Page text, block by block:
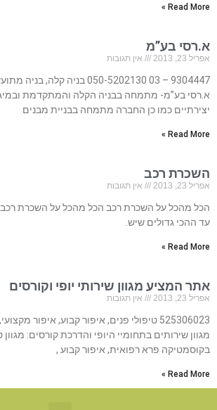
Read More »
א.רסי בע”מ
אפריל 23, 2013 אין תגובות
9304447 – 03 050-5202130 בניה
א.רסי בע”מ- מתמחה בבניה הקלה והמתקדמת
יצירתיים כמו כן החברה מתמחה בבניית מבנים
Read More »
השכרת רכב
אפריל 23, 2013 אין תגובות
הכל מהכל על השכרת רכב הכל מהכל על השכרת
עד ההכי גדולים שיש.
Read More »
אתר המציע מגוון שירותי יופי וקורסים
אפריל 23, 2013 אין תגובות
525306023 טיפולי פנים, איפור קבוע, איפור
מגוון שירותים בתחומיי היופי והדרכת קורסים: מגוון
בקוסמטיקה פרא רפואית, איפור קבוע ,
Read More »